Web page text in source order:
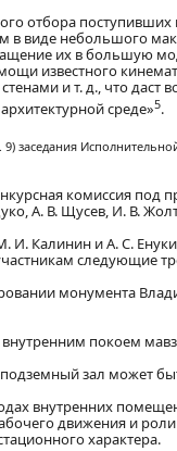
отбора
в виде небольшого
их в большую
известного
и т. д., что даст
среде»5.
заседания
комиссия под
А. В. Щусев, И. В.
И. Калинин и А. С.
следующие
монумента
покоем
зал может
внутренних
движения и
характера.